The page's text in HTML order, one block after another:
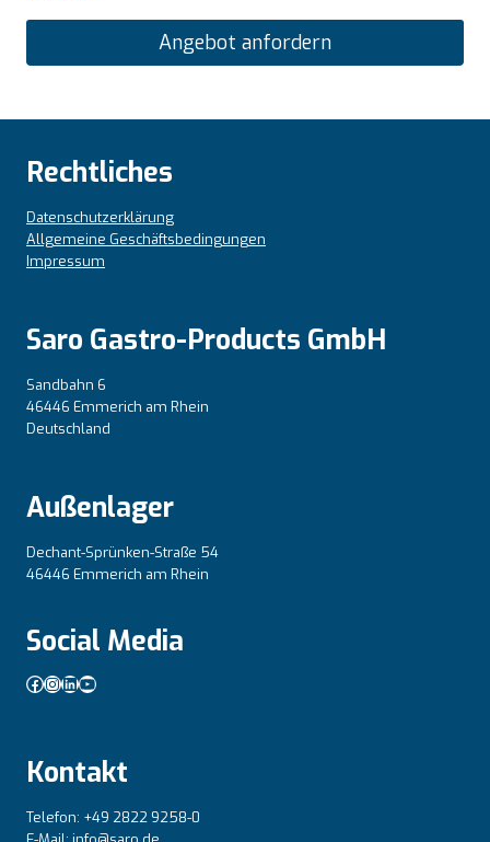
Angebot anfordern
Rechtliches
Datenschutzerklärung
Allgemeine Geschäftsbedingungen
Impressum
Saro Gastro-Products GmbH
Sandbahn 6
46446 Emmerich am Rhein
Deutschland
Außenlager
Dechant-Sprünken-Straße 54
46446 Emmerich am Rhein
Social Media
Facebook
Instagram
LinkedIn
YouTube
Kontakt
Telefon: +49 2822 9258-0